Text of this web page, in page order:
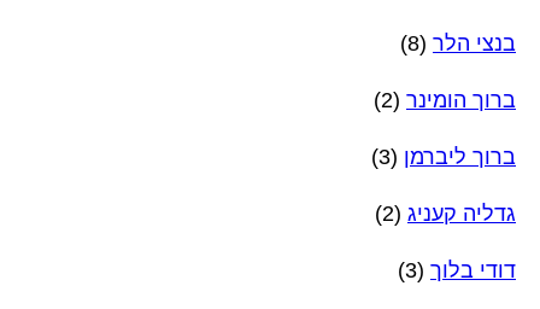
בנצי הלר (8)
ברוך הומינר (2)
ברוך ליברמן (3)
גדליה קעניג (2)
דודי בלוך (3)